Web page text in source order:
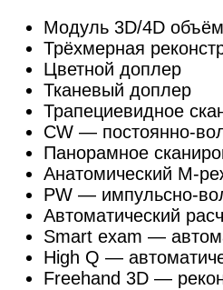
Модуль 3D/4D
Трёхмерная
Цветной доплер
Тканевый доплер
Трапециевидное
CW — постоянно-
Панорамное
Анатомический М-
PW — импульсно-
Автоматический
Smart exam —
High Q —
Freehand 3D —